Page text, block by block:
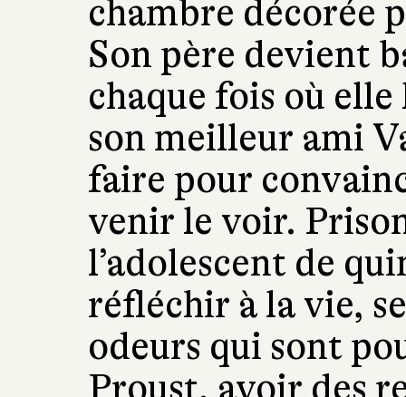
chambre décorée
Son père devient
chaque fois où
son meilleur ami
faire pour
venir le voir.
l’adolescent de
réfléchir à la vie,
odeurs qui sont
Proust, avoir des